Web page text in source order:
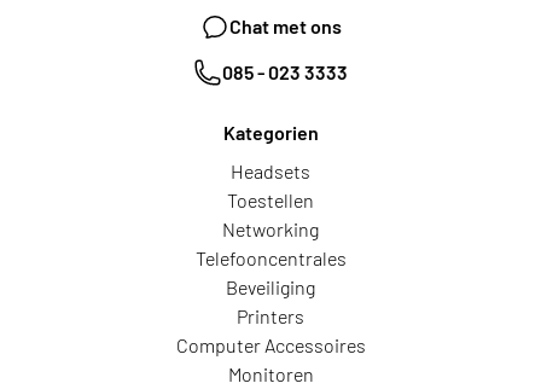
Chat met ons
085 - 023 3333
Kategorien
Headsets
Toestellen
Networking
Telefooncentrales
Beveiliging
Printers
Computer Accessoires
Monitoren